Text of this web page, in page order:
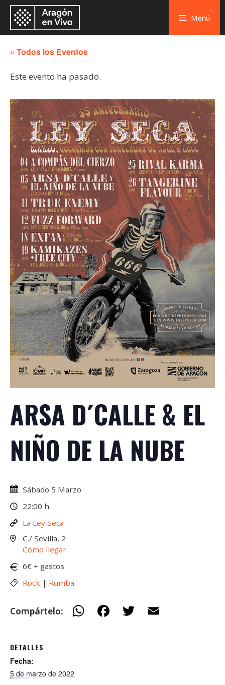
Menú
« Todos los Eventos
Este evento ha pasado.
ARSA D´CALLE & EL
NIÑO DE LA NUBE
Sábado 5 Marzo
22:00 h.
La Ley Seca
C./ Sevilla, 2
Cómo llegar
6€ + gastos
Rock | Rumba
Compártelo: W
DETALLES
Fecha:
5 de marzo de 2022